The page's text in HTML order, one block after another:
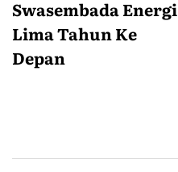
Swasembada Energi
Lima Tahun Ke
Depan